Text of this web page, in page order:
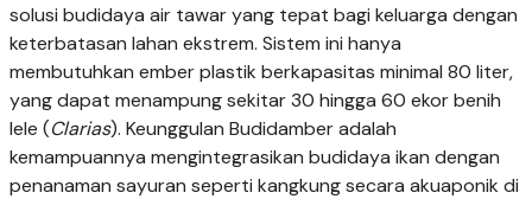
solusi budidaya air tawar yang tepat bagi keluarga dengan
keterbatasan lahan ekstrem. Sistem ini hanya
membutuhkan ember plastik berkapasitas minimal 80 liter,
yang dapat menampung sekitar 30 hingga 60 ekor benih
lele (Clarias). Keunggulan Budidamber adalah
kemampuannya mengintegrasikan budidaya ikan dengan
penanaman sayuran seperti kangkung secara akuaponik di